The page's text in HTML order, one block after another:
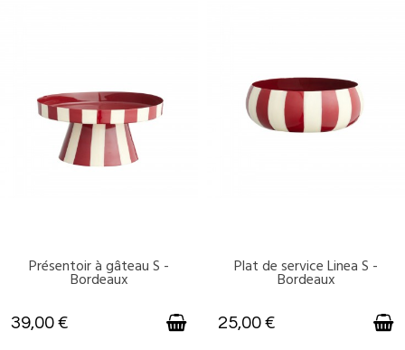
DISPONIBLE
Présentoir à gâteau S -
Bordeaux
39,00 €
DISPONIBLE
Plat de service Linea S -
Bordeaux
25,00 €